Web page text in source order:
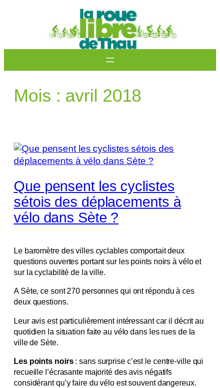
Mois : avril 2018
Que pensent les cyclistes
sétois des déplacements à
vélo dans Sète ?
Le baromètre des villes cyclables comportait deux
questions ouvertes portant sur les points noirs à vélo et
sur la cyclabilité de la ville.
A Sète, ce sont 270 personnes qui ont répondu à ces
deux questions.
Leur avis est particulièrement intéressant car il décrit au
quotidien la situation faite au vélo dans les rues de la
ville de Sète.
Les points noirs: sans surprise c’est le centre-ville qui
recueille l’écrasante majorité des avis négatifs
considérant qu’y faire du vélo est souvent dangereux.